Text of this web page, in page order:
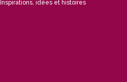
idées et histoires